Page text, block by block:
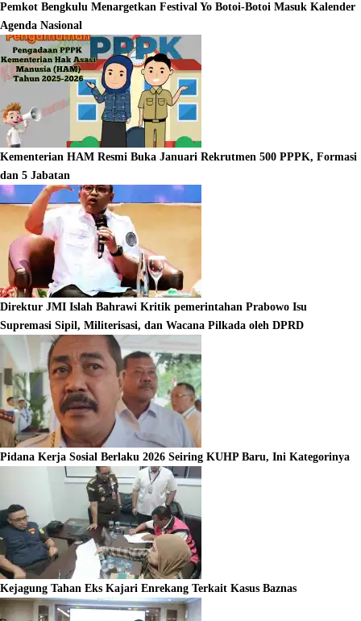
Pemkot Bengkulu Menargetkan Festival Yo Botoi-Botoi Masuk Kalender
Agenda Nasional
Kementerian HAM Resmi Buka Januari Rekrutmen 500 PPPK, Formasi
dan 5 Jabatan
Direktur JMI Islah Bahrawi Kritik pemerintahan Prabowo Isu
Supremasi Sipil, Militerisasi, dan Wacana Pilkada oleh DPRD
Pidana Kerja Sosial Berlaku 2026 Seiring KUHP Baru, Ini Kategorinya
Kejagung Tahan Eks Kajari Enrekang Terkait Kasus Baznas